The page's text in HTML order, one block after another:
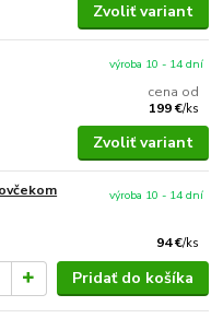
Zvoliť variant
cena od
199 €/ks
výroba 10 - 14 dní
Zvoliť variant
94 €/ks
výroba 10 - 14 dní
Pridať do košíka